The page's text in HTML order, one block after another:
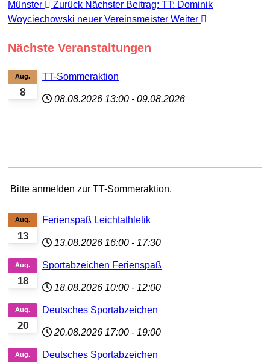
Münster Zurück Nächster Beitrag: TT: Dominik
Woyciechowski neuer Vereinsmeister Weiter
Nächste Veranstaltungen
8
Aug. TT-Sommeraktion
08.08.2026 13:00 - 09.08.2026
Bitte anmelden zur TT-Sommeraktion.
13
Aug. Ferienspaß Leichtathletik
13.08.2026 16:00 - 17:30
18
Aug. Sportabzeichen Ferienspaß
18.08.2026 10:00 - 12:00
20
Aug. Deutsches Sportabzeichen
20.08.2026 17:00 - 19:00
Aug. Deutsches Sportabzeichen